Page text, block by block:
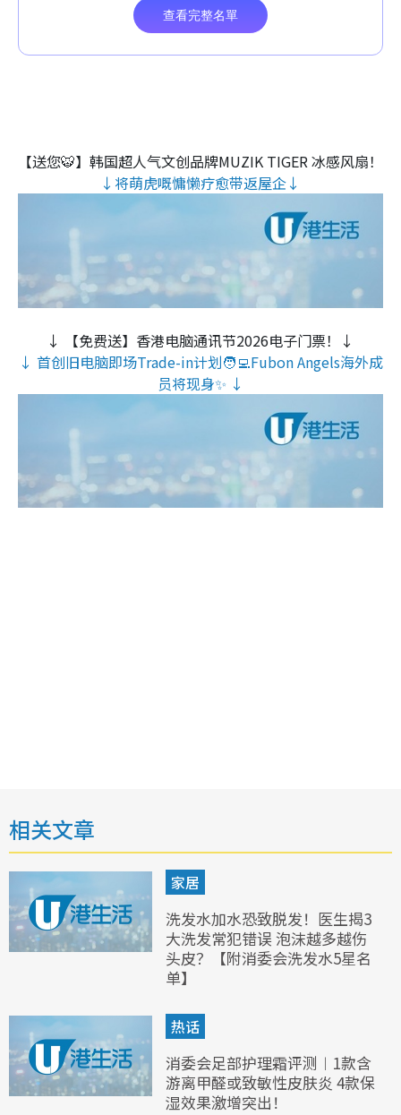
【送您🐯】韩国超人气文创品牌MUZIK TIGER 冰感风扇！
↓将萌虎嘅慵懒疗愈带返屋企↓
↓ 【免费送】香港电脑通讯节2026电子门票！↓
↓ 首创旧电脑即场Trade-in计划🧑‍💻Fubon Angels海外成
员将现身✨ ↓
相关文章
家居
洗发水加水恐致脱发！医生揭3
大洗发常犯错误 泡沫越多越伤
头皮？【附消委会洗发水5星名
单】
热话
消委会足部护理霜评测︱1款含
游离甲醛或致敏性皮肤炎 4款保
湿效果激增突出！